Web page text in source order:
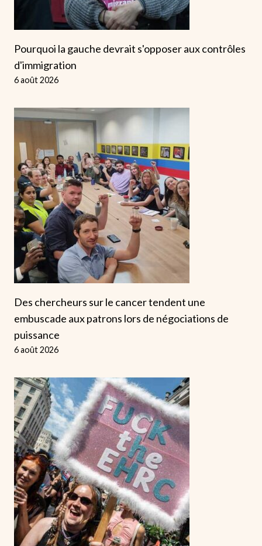
Pourquoi la gauche devrait s'opposer aux contrôles
d'immigration
6 août 2026
Des chercheurs sur le cancer tendent une
embuscade aux patrons lors de négociations de
puissance
6 août 2026